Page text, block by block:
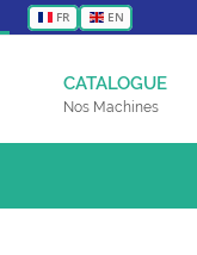
FR EN
CATALOGUE
Nos Machines